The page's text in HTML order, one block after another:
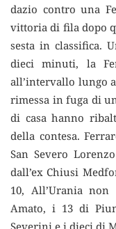
dazio contro una
vittoria di fila dopo
sesta in classifica.
dieci minuti, la
all’intervallo lungo
rimessa in fuga di
di casa hanno
della contesa.
San Severo
dall’ex Chiusi
10, All’Urania
Amato, i 13 di